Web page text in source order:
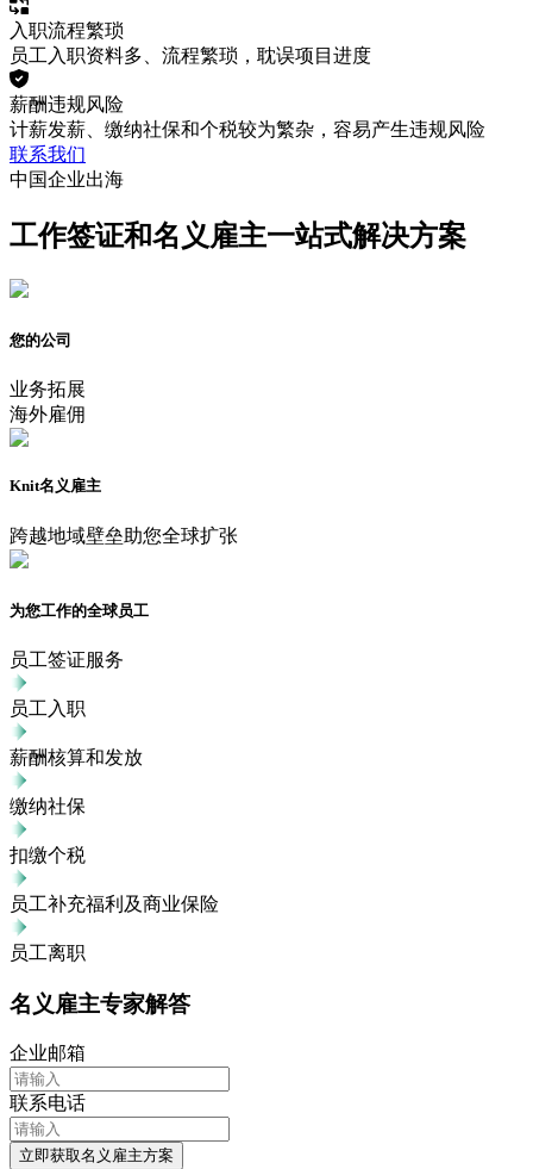
入职流程繁琐
员工入职资料多、流程繁琐，耽误项目进度
薪酬违规风险
计薪发薪、缴纳社保和个税较为繁杂，容易产生违规风险
联系我们
中国企业出海
工作签证和名义雇主一站式解决方案
您的公司
业务拓展
海外雇佣
Knit名义雇主
跨越地域壁垒助您全球扩张
为您工作的全球员工
员工签证服务
员工入职
薪酬核算和发放
缴纳社保
扣缴个税
员工补充福利及商业保险
员工离职
名义雇主专家解答
企业邮箱
联系电话
立即获取名义雇主方案